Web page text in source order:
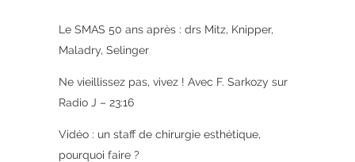
Le SMAS 50 ans après : drs Mitz, Knipper,
Maladry, Selinger
Ne vieillissez pas, vivez ! Avec F. Sarkozy sur
Radio J – 23:16
Vidéo : un staff de chirurgie esthétique,
pourquoi faire ?